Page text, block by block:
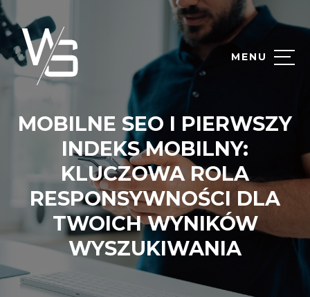
MENU
MOBILNE SEO I PIERWSZY
INDEKS MOBILNY:
KLUCZOWA ROLA
RESPONSYWNOŚCI DLA
TWOICH WYNIKÓW
WYSZUKIWANIA